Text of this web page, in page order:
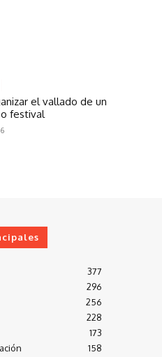
el vallado de un
festival
377
296
256
228
173
158